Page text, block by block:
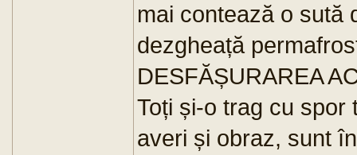
mai contează o sută
dezgheață
DESFĂȘURAREA
Toți și-o trag cu spor
averi și obraz, sunt